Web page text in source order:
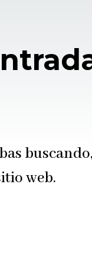
web.